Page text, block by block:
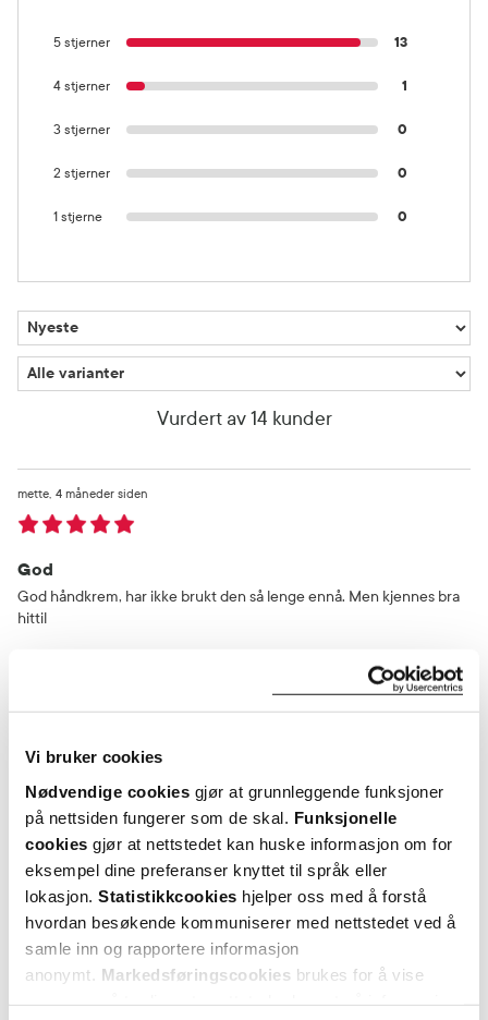
Vi bruker cookies
Nødvendige cookies gjør at grunnleggende funksjoner
på nettsiden fungerer som de skal. Funksjonelle
cookies gjør at nettstedet kan huske informasjon om for
eksempel dine preferanser knyttet til språk eller
lokasjon. Statistikkcookies hjelper oss med å forstå
hvordan besøkende kommuniserer med nettstedet ved å
samle inn og rapportere informasjon
anonymt. Markedsføringscookies brukes for å vise
5 stjerner 13
4 stjerner 1
3 stjerner 0
2 stjerner 0
1 stjerne 0
Vurdert av 14 kunder
God
4 måneder siden
mette
God håndkrem, har ikke brukt den så lenge ennå. Men kjennes bra
hittil
flagg denne anmeldelsen
Elsker
7 måneder siden
Amal
Bra for sensitiv hud